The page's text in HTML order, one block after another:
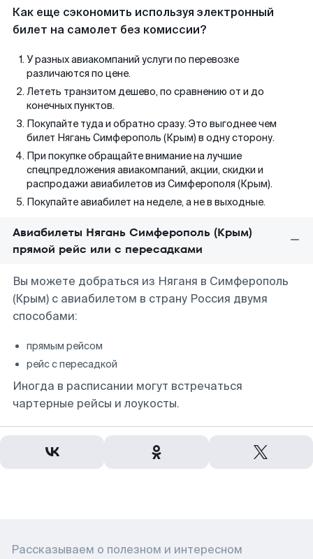
Как еще сэкономить используя электронный
билет на самолет без комиссии?
У разных авиакомпаний услуги по перевозке
различаются по цене.
Лететь транзитом дешево, по сравнению от и до
конечных пунктов.
Покупайте туда и обратно сразу. Это выгоднее чем
билет Нягань Симферополь (Крым) в одну сторону.
При покупке обращайте внимание на лучшие
спецпредложения авиакомпаний, акции, скидки и
распродажи авиабилетов из Симферополя (Крым).
Покупайте авиабилет на неделе, а не в выходные.
Авиабилеты Нягань Симферополь (Крым)
прямой рейс или с пересадками
Вы можете добраться из Няганя в Симферополь
(Крым) с авиабилетом в страну Россия двумя
способами:
прямым рейсом
рейс с пересадкой
Иногда в расписании могут встречаться
чартерные рейсы и лоукосты.
Рассказываем о полезном и интересном